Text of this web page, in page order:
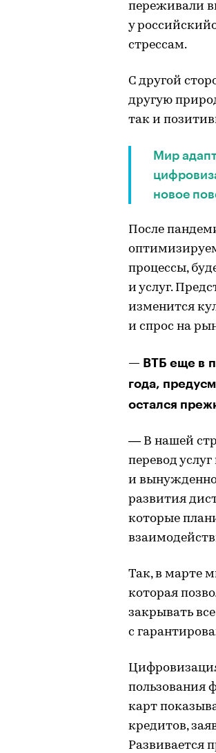
переживали
у
стрессам.
С другой
другую
так и
Мир
новое
После
процессы,
и услуг.
изменится
и спрос на
— ВТБ еще в
года,
остался
— В нашей
перевод
и
развития
которые
Так, в марте
которая
закрывать
с
пользования
карт
кредитов,
Развивается